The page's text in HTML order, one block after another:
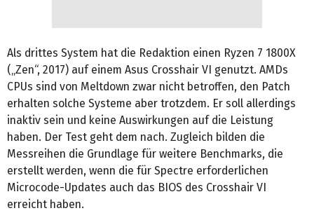
Als drittes System hat die Redaktion einen Ryzen 7 1800X
(„Zen“, 2017) auf einem Asus Crosshair VI genutzt. AMDs
CPUs sind von Meltdown zwar nicht betroffen, den Patch
erhalten solche Systeme aber trotzdem. Er soll allerdings
inaktiv sein und keine Auswirkungen auf die Leistung
haben. Der Test geht dem nach. Zugleich bilden die
Messreihen die Grundlage für weitere Benchmarks, die
erstellt werden, wenn die für Spectre erforderlichen
Microcode-Updates auch das BIOS des Crosshair VI
erreicht haben.